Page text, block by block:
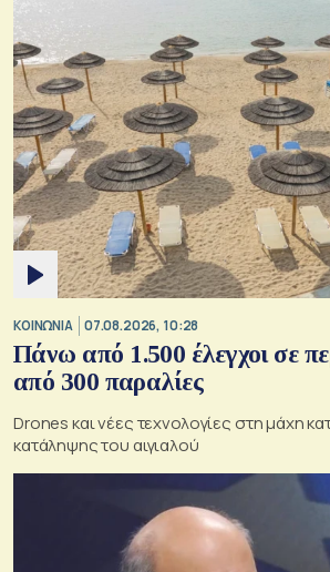
ΚΟΙΝΩΝΙΑ 07.08.2026, 10:28
Πάνω από 1.500 έλεγχοι σε
από 300 παραλίες
Drones και νέες τεχνολογίες στη μάχη
κατάληψης του αιγιαλού